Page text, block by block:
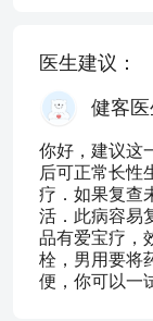
医生建议：
健客医
你好，建议这
后可正常长性
疗．如果复查
活．此病容易
品有爱宝疗，
栓，男用要将
便，你可以一